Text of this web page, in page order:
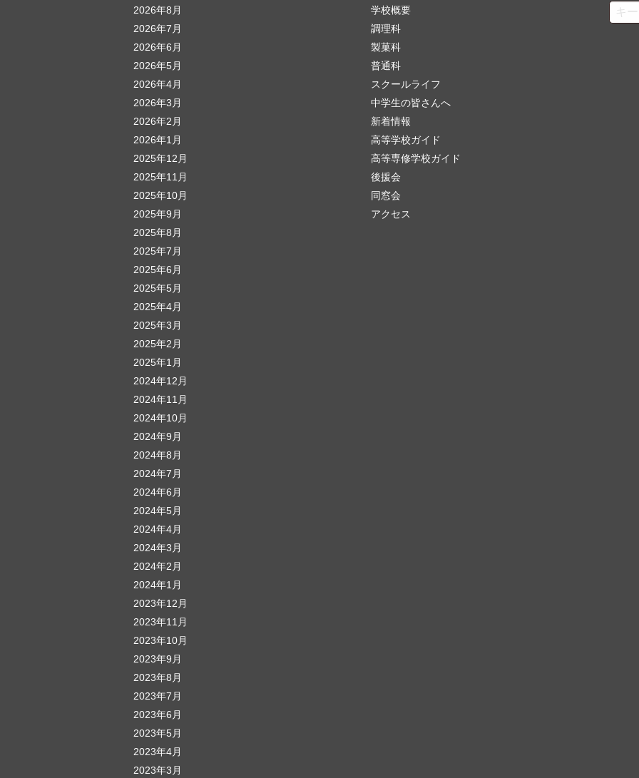
ゲ
ー
シ
ョ
ン
2026年8月
2026年7月
2026年6月
2026年5月
2026年4月
2026年3月
2026年2月
2026年1月
2025年12月
2025年11月
2025年10月
2025年9月
2025年8月
2025年7月
2025年6月
2025年5月
2025年4月
2025年3月
2025年2月
2025年1月
2024年12月
2024年11月
2024年10月
2024年9月
2024年8月
2024年7月
2024年6月
2024年5月
2024年4月
2024年3月
2024年2月
2024年1月
2023年12月
2023年11月
2023年10月
2023年9月
2023年8月
2023年7月
2023年6月
2023年5月
2023年4月
2023年3月
学校概要
調理科
製菓科
普通科
スクールライフ
中学生の皆さんへ
新着情報
高等学校ガイド
高等専修学校ガイド
後援会
同窓会
アクセス
Search